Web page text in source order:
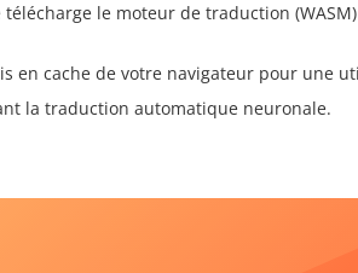
le moteur de traduction
en cache de votre navigateur pour une
la traduction automatique neuronale.